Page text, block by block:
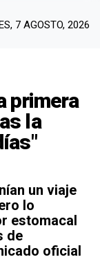
7 AGOSTO, 2026
primera
la
un viaje
lo
estomacal
de
oficial